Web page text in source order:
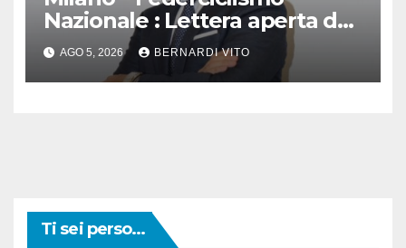
Nazionale : Lettera aperta del
Presidente Cordiano Dagnoni
AGO 5, 2026 BERNARDI VITO
Ti sei perso...